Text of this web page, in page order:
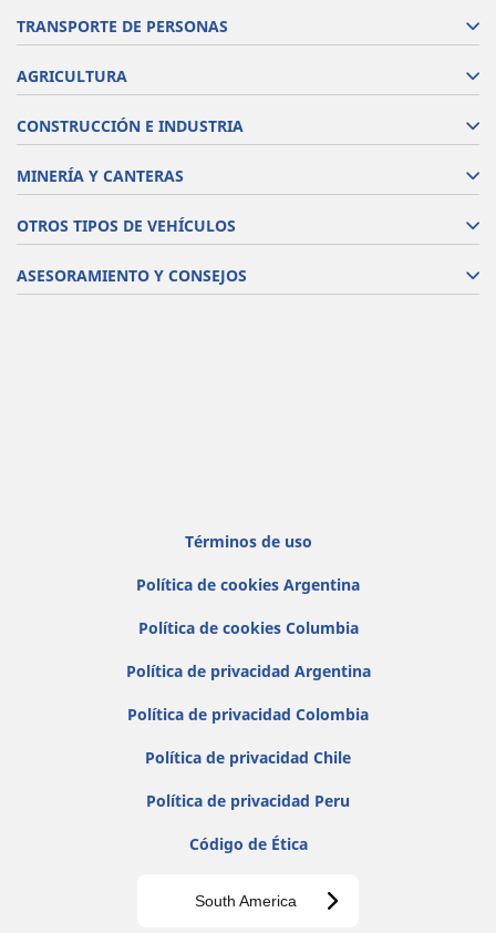
TRANSPORTE DE PERSONAS
AGRICULTURA
CONSTRUCCIÓN E INDUSTRIA
MINERÍA Y CANTERAS
OTROS TIPOS DE VEHÍCULOS
ASESORAMIENTO Y CONSEJOS
Términos de uso
Política de cookies Argentina
Política de cookies Columbia
Política de privacidad Argentina
Política de privacidad Colombia
Política de privacidad Chile
Política de privacidad Peru
Código de Ética
South America